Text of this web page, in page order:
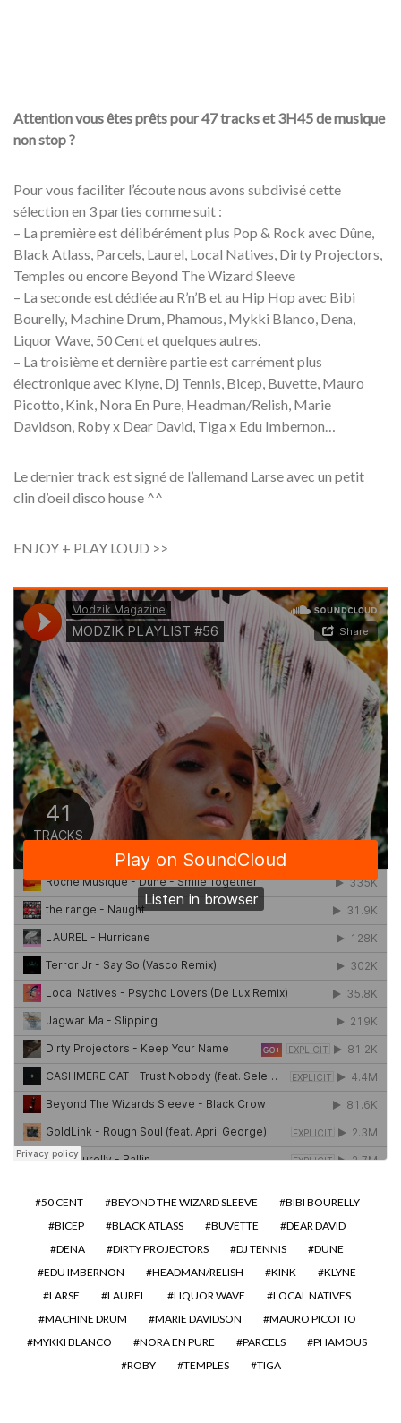
Attention vous êtes prêts pour 47 tracks et 3H45 de musique
non stop ?
Pour vous faciliter l’écoute nous avons subdivisé cette
sélection en 3 parties comme suit :
– La première est délibérément plus Pop & Rock avec Dûne,
Black Atlass, Parcels, Laurel, Local Natives, Dirty Projectors,
Temples ou encore Beyond The Wizard Sleeve
– La seconde est dédiée au R’n’B et au Hip Hop avec Bibi
Bourelly, Machine Drum, Phamous, Mykki Blanco, Dena,
Liquor Wave, 50 Cent et quelques autres.
– La troisième et dernière partie est carrément plus
électronique avec Klyne, Dj Tennis, Bicep, Buvette, Mauro
Picotto, Kink, Nora En Pure, Headman/Relish, Marie
Davidson, Roby x Dear David, Tiga x Edu Imbernon…
Le dernier track est signé de l’allemand Larse avec un petit
clin d’oeil disco house ^^
ENJOY + PLAY LOUD >>
50 CENT BEYOND THE WIZARD SLEEVE
BIBI BOURELLY
BICEP
BLACK ATLASS BUVETTE
DEAR DAVID
DENA
DIRTY PROJECTORS DJ TENNIS
DUNE
EDU IMBERNON
HEADMAN/RELISH KINK
KLYNE
LARSE
LAUREL LIQUOR WAVE
LOCAL NATIVES
MACHINE DRUM
MARIE DAVIDSON
MAURO PICOTTO
MYKKI BLANCO
NORA EN PURE PARCELS
PHAMOUS
ROBY
TEMPLES TIGA